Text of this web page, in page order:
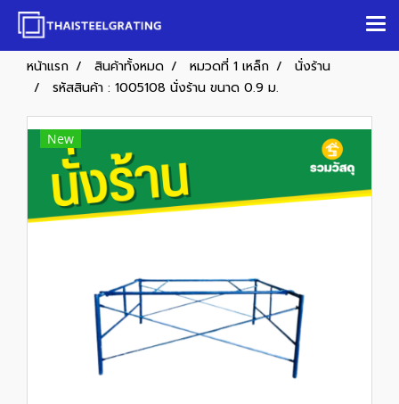
หน้าแรก สินค้าทั้งหมด หมวดที่ 1 เหล็ก
นั่งร้าน
รหัสสินค้า : 1005108 นั่งร้าน ขนาด 0.9 ม.
New